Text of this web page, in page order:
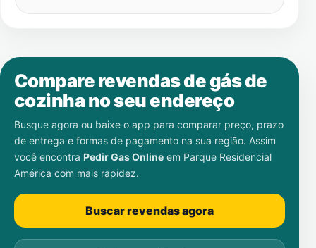
Compare revendas de gás de
cozinha no seu endereço
Busque agora ou baixe o app para comparar preço, prazo
de entrega e formas de pagamento na sua região. Assim
você encontra Pedir Gas Online em Parque Residencial
América com mais rapidez.
Buscar revendas agora